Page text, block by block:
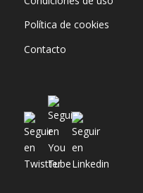
Política de cookies
Contacto